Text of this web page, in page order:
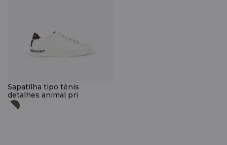
Sapatilha tipo ténis
detalhes animal pri